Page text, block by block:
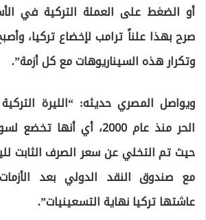
أو الضغط على العملة التركية في
صرح بهذا علناً ترامب لإخضاع تركيا،
وتكرار هذه السيناريوهات مع كل أزمة”.
ويواصل المصري حديثه: “الليرة
الحر منذ عام 2000، أي
حيث تم التخلي عن سعر الصرف الثابت
مع صندوق النقد الدولي بعد
عاشتها تركيا نهاية التسعينيات”.